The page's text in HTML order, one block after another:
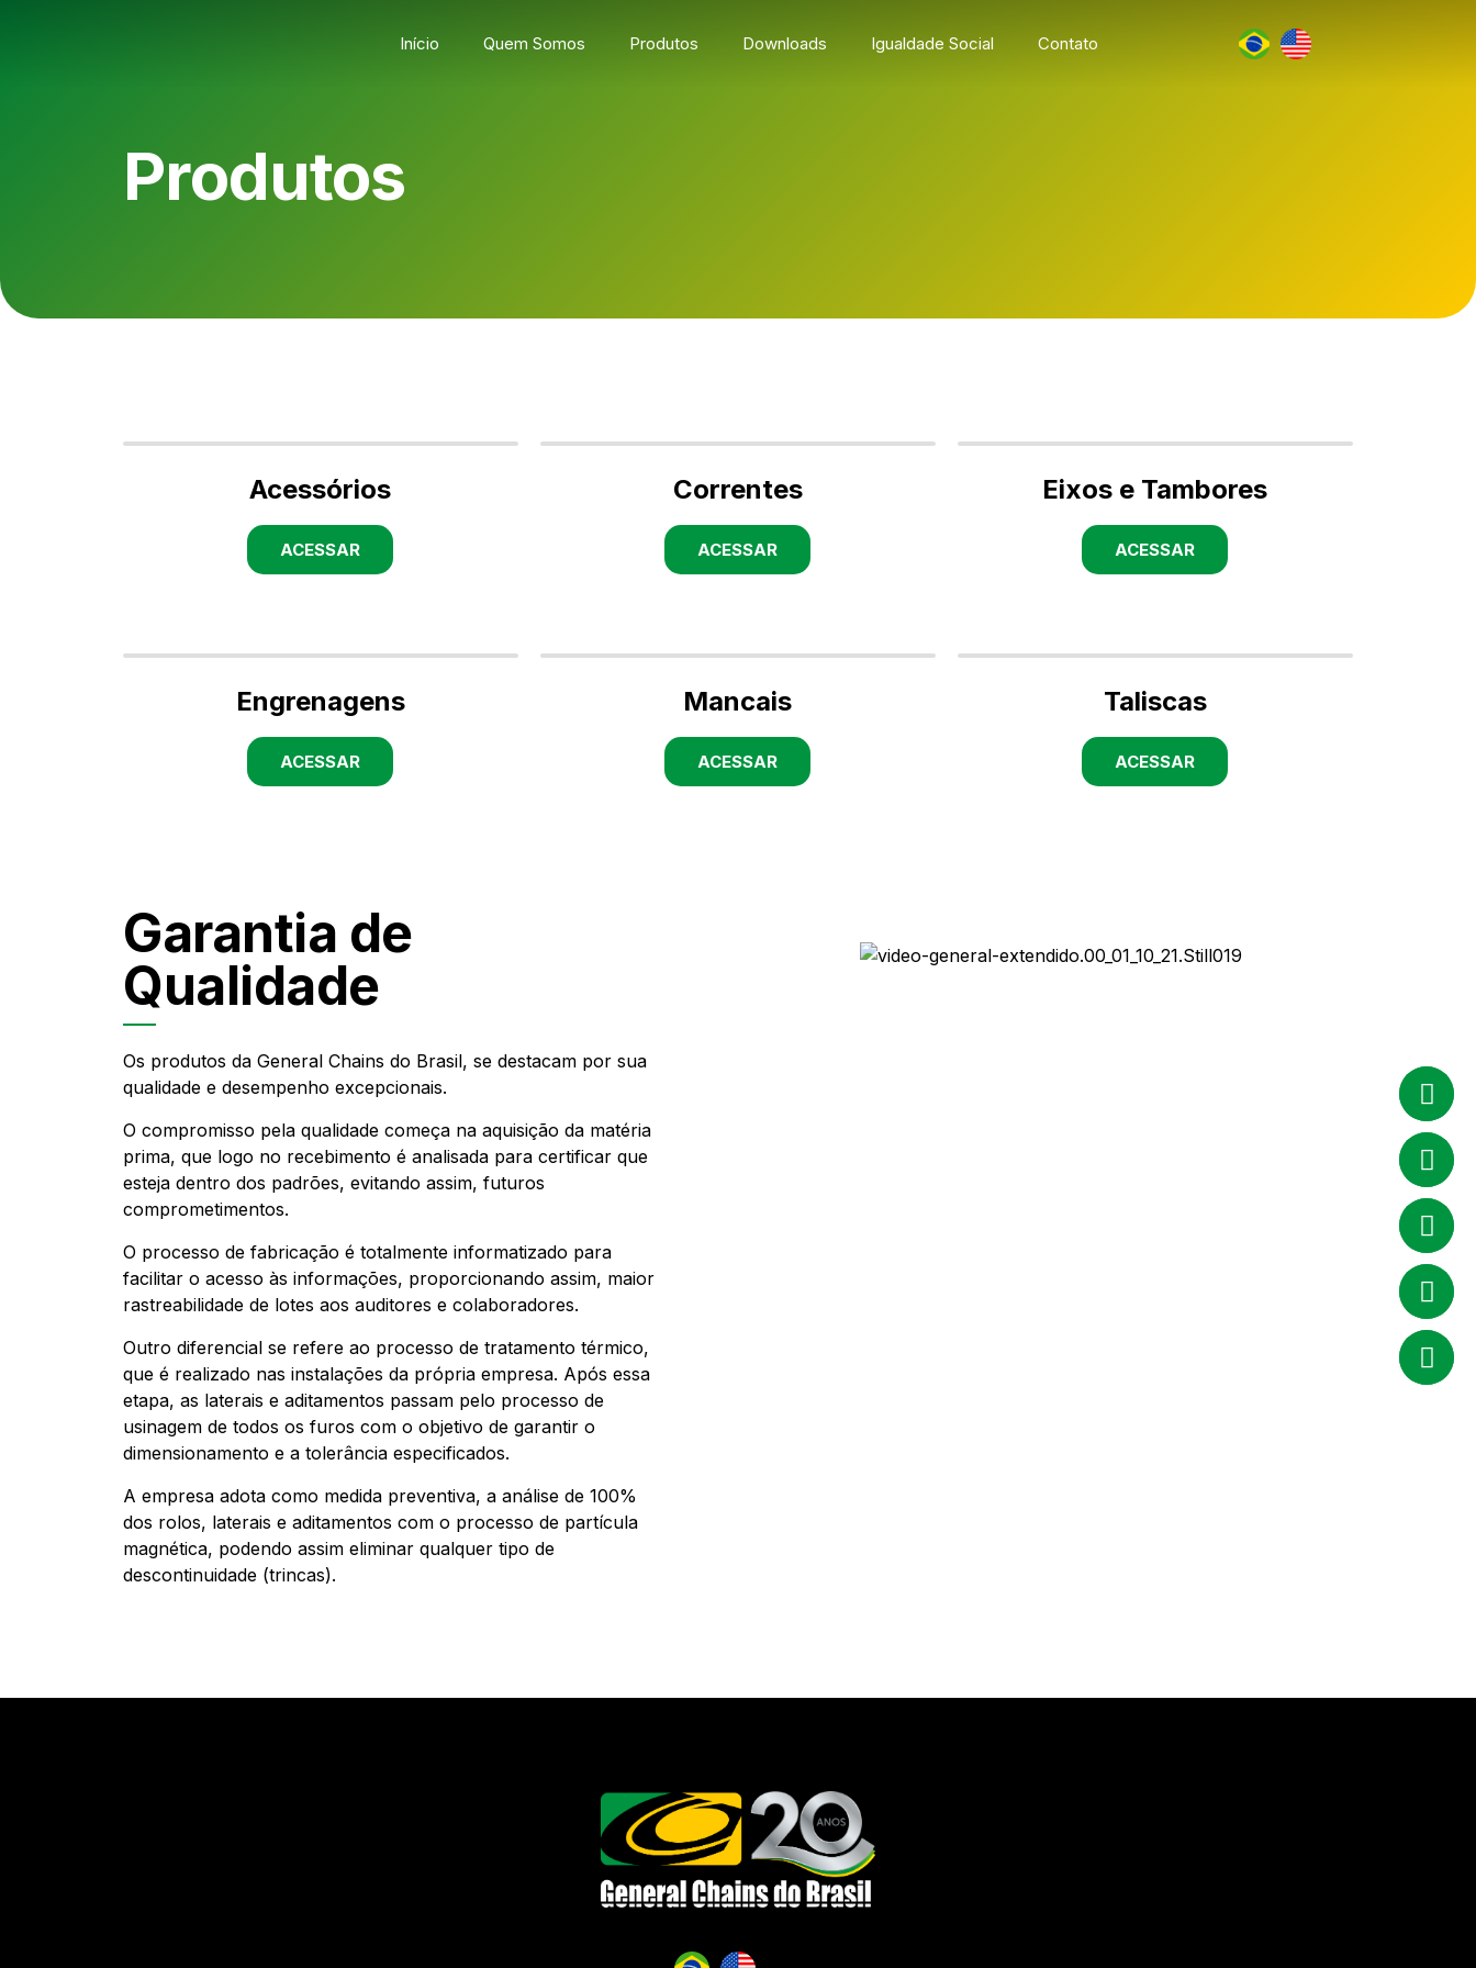
Início Quem Somos Produtos Downloads Igualdade Social Contato
Produtos
Acessórios
ACESSAR
Correntes
ACESSAR
Eixos e Tambores
ACESSAR
Engrenagens
ACESSAR
Mancais
ACESSAR
Taliscas
ACESSAR
Garantia de
Qualidade
Os produtos da General Chains do Brasil, se destacam por sua
qualidade e desempenho excepcionais.
O compromisso pela qualidade começa na aquisição da matéria
prima, que logo no recebimento é analisada para certificar que
esteja dentro dos padrões, evitando assim, futuros
comprometimentos.
O processo de fabricação é totalmente informatizado para
facilitar o acesso às informações, proporcionando assim, maior
rastreabilidade de lotes aos auditores e colaboradores.
Outro diferencial se refere ao processo de tratamento térmico,
que é realizado nas instalações da própria empresa. Após essa
etapa, as laterais e aditamentos passam pelo processo de
usinagem de todos os furos com o objetivo de garantir o
dimensionamento e a tolerância especificados.
A empresa adota como medida preventiva, a análise de 100%
dos rolos, laterais e aditamentos com o processo de partícula
magnética, podendo assim eliminar qualquer tipo de
descontinuidade (trincas).